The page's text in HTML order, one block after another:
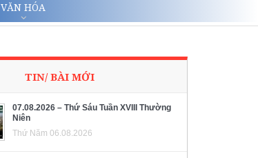
VĂN HÓA
TIN/ BÀI MỚI
07.08.2026 – Thứ Sáu Tuần XVIII Thường
Niên
Thứ Năm 06.08.2026